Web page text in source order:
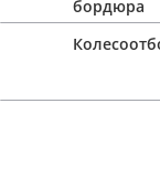
бордюра